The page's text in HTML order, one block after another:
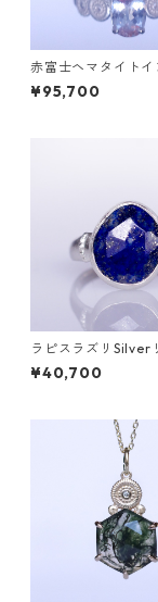
赤富士ヘマタイトイ
ツK10リング
[D052]
¥95,700
ラピスラズリSilver
O(パオ）[P002]
¥40,700